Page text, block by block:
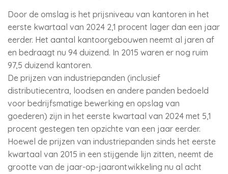
Door de omslag is het prijsniveau van kantoren in het
eerste kwartaal van 2024 2,1 procent lager dan een jaar
eerder. Het aantal kantoorgebouwen neemt al jaren af
en bedraagt nu 94 duizend. In 2015 waren er nog ruim
97,5 duizend kantoren.
De prijzen van industriepanden (inclusief
distributiecentra, loodsen en andere panden bedoeld
voor bedrijfsmatige bewerking en opslag van
goederen) zijn in het eerste kwartaal van 2024 met 5,1
procent gestegen ten opzichte van een jaar eerder.
Hoewel de prijzen van industriepanden sinds het eerste
kwartaal van 2015 in een stijgende lijn zitten, neemt de
grootte van de jaar-op-jaarontwikkeling nu al acht